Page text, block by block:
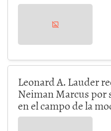
Leonard A. Lauder
Neiman Marcus por
en el campo de la